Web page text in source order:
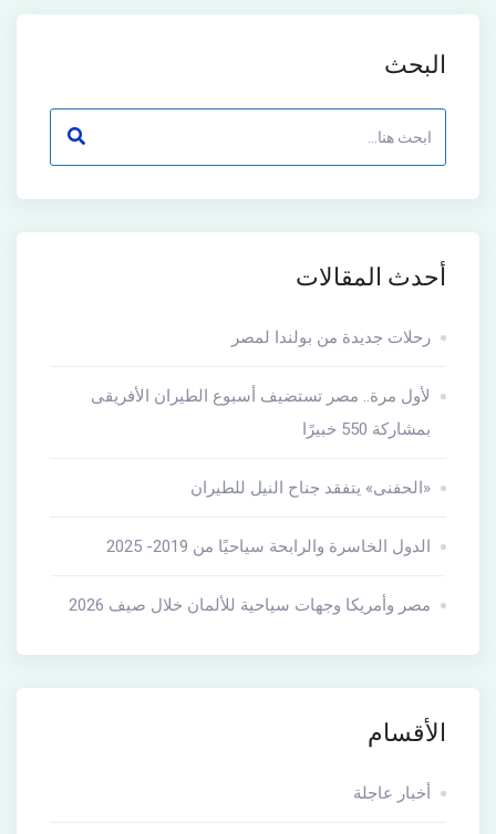
البحث
أحدث المقالات
رحلات جديدة من بولندا لمصر
لأول مرة.. مصر تستضيف أسبوع الطيران الأفريقى
بمشاركة 550 خبيرًا
«الحفنى» يتفقد جناح النيل للطيران
الدول الخاسرة والرابحة سياحيًا من 2019- 2025
مصر وأمريكا وجهات سياحية للألمان خلال صيف 2026
الأقسام
أخبار عاجلة